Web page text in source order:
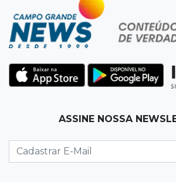
milhões por mês com silvicultura
08:03Amambai
poste de energia elétrica
Campo Grande tem quatro
ASSINE NOSSA